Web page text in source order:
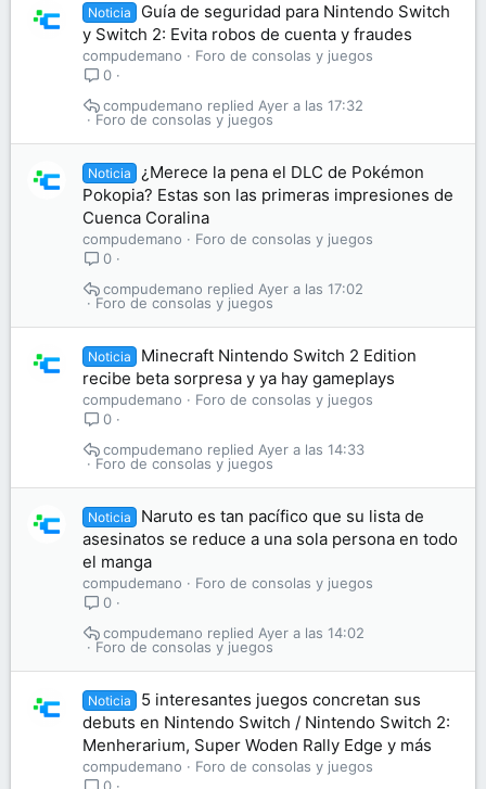
Noticia
Guía de seguridad para Nintendo Switch
y Switch 2: Evita robos de cuenta y fraudes
compudemano
Foro de consolas y juegos
0
Foro de consolas y juegos
Ayer a las 17:32
compudemano
Noticia
¿Merece la pena el DLC de Pokémon
Pokopia? Estas son las primeras impresiones de
Cuenca Coralina
compudemano
Foro de consolas y juegos
0
Foro de consolas y juegos
Ayer a las 17:02
compudemano
Noticia
Minecraft Nintendo Switch 2 Edition
recibe beta sorpresa y ya hay gameplays
compudemano
Foro de consolas y juegos
0
Foro de consolas y juegos
Ayer a las 14:33
compudemano
Noticia
Naruto es tan pacífico que su lista de
asesinatos se reduce a una sola persona en todo
el manga
compudemano
Foro de consolas y juegos
0
Foro de consolas y juegos
Ayer a las 14:02
compudemano
Noticia
5 interesantes juegos concretan sus
debuts en Nintendo Switch / Nintendo Switch 2:
Menherarium, Super Woden Rally Edge y más
compudemano
Foro de consolas y juegos